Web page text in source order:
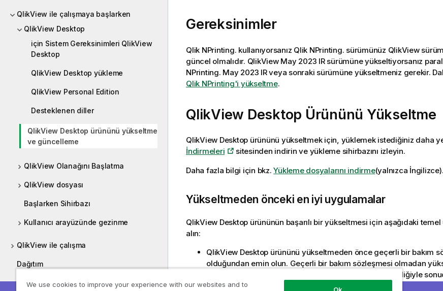
QlikView ile çalışmaya başlarken
QlikView Desktop
için Sistem Gereksinimleri QlikView
Desktop
QlikView Desktop yükleme
QlikView Personal Edition
Desteklenen diller
QlikView Desktop ürününü yükseltme
ve güncelleme
QlikView Olanağını Başlatma
QlikView dosyası
Başlarken Sihirbazı
Kullanıcı arayüzünde gezinme
QlikView ile çalışma
Dağıtım
Yönetim
Gereksinimler
Qlik NPrinting. kullanıyorsanız Qlik NPrinting. sürümünüz QlikView
güncel olmalıdır. QlikViewMay 2023 IR sürümüne yükseltiyorsanız
NPrinting. May 2023 IR veya sonraki sürümüne yükseltmeniz gerekir.
Qlik NPrinting'i yükseltme.
QlikView Desktop Ürününü Yükseltme
QlikView Desktop ürününü yükseltmek için, yüklemek istediğiniz daha
İndirmeleri
sitesinden indirin ve yükleme sihirbazını izleyin.
Daha fazla bilgi için bkz.Yükleme dosyalarını indirme(yalnızca İngilizce).
Yükseltmeden önceki en iyi uygulamalar
QlikView Desktop ürününün başarılı bir yükseltmesi için aşağıdaki
alın:
QlikView Desktop ürününü yükseltmeden önce geçerli bir bakım
olduğundan emin olun. Geçerli bir bakım sözleşmesi olmadan
ürününün sınırlı işlevselliğiyle
bakım anlaşması
.
We use cookies to improve your experience with our websites and to